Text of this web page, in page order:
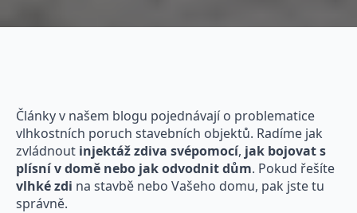
Články v našem blogu pojednávají o problematice
vlhkostních poruch stavebních objektů. Radíme jak
zvládnout injektáž zdiva svépomocí, jak bojovat s
plísní v domě nebo jak odvodnit dům. Pokud řešíte
vlhké zdi na stavbě nebo Vašeho domu, pak jste tu
správně.